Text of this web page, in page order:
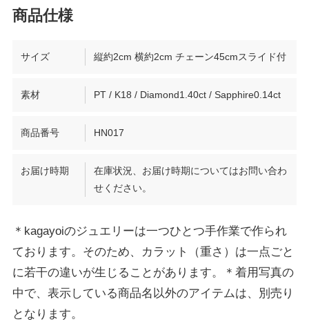
サイズ 縦約2cm 横約2cm チェーン45cmスライド付
素材 PT / K18 / Diamond1.40ct / Sapphire0.14ct
商品番号 HN017
お届け時期
在庫状況、お届け時期についてはお問い合わ
せください。
＊kagayoiのジュエリーは一つひとつ手作業で作られ
ております。そのため、カラット（重さ）は一点ごと
に若干の違いが生じることがあります。＊着用写真の
中で、表示している商品名以外のアイテムは、別売り
となります。